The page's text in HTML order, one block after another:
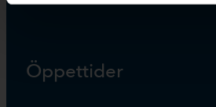
Öppettider